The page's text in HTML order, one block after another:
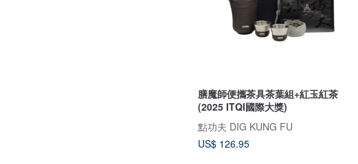
膳魔師便攜茶具茶葉組+紅玉紅茶
(2025 ITQI國際大獎)
點功夫 DIG KUNG FU
US$ 126.95